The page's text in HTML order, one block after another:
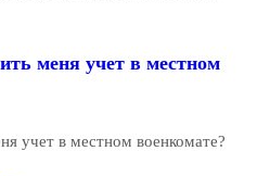
меня учет в местном
учет в местном военкомате?